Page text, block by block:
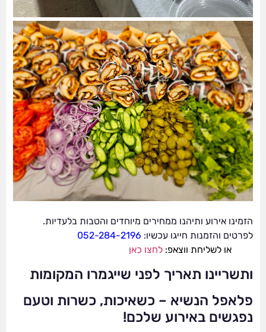
הזמינו אירוע ותיהנו ממחירים מיוחדים והטבות בלעדיות.
לפרטים והזמנות חייגו עכשיו: 052-284-2196
או לשליחת ווצאפ: לחצו כאן
ותשריינו תאריך לפני שייגמרו המקומות
פלאפל הנשיא – כשאיכות, כשרות וטעם
נפגשים באירוע שלכם!